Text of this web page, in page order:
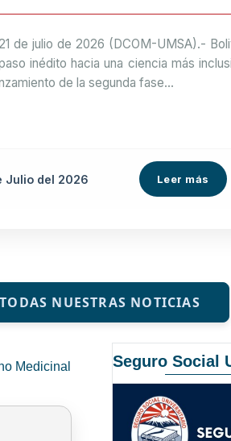
de julio de 2026 (DCOM-UMSA).-
inédito hacia una ciencia más
de la segunda fase...
Julio del 2026 Leer más
TODAS NUESTRAS NOTICIAS
Medicinal
Seguro Social